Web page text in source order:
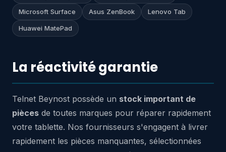
Microsoft Surface Asus ZenBook Lenovo Tab
Huawei MatePad
La réactivité garantie
Telnet Beynost possède un stock important de
pièces de toutes marques pour réparer rapidement
votre tablette. Nos fournisseurs s'engagent à livrer
rapidement les pièces manquantes, sélectionnées